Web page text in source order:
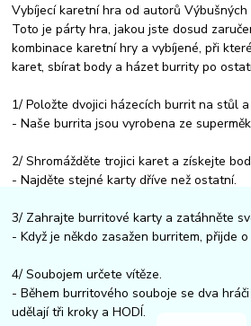
Vybíjecí karetní hra od autorů Výbušných
Toto je párty hra, jakou jste dosud
kombinace karetní hry a vybíjené, při
karet, sbírat body a házet burrity po
1/ Položte dvojici házecích burrit na stůl
- Naše burrita jsou vyrobena ze
2/ Shromážděte trojici karet a získejte
- Najděte stejné karty dříve než ostatní.
3/ Zahrajte burritové karty a zatáhněte
- Když je někdo zasažen burritem, přijde o
4/ Soubojem určete vítěze.
- Během burritového souboje se dva
udělají tři kroky a HODÍ.